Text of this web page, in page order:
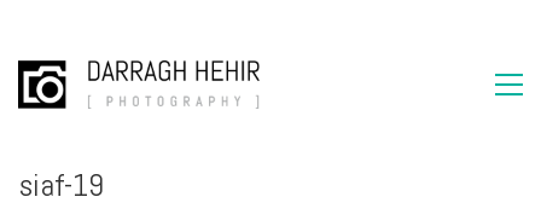
siaf-19